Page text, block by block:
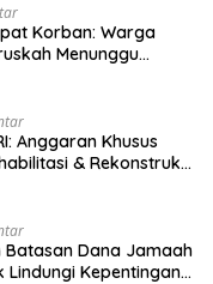
Korban: Warga
Menunggu
Anggaran Khusus
& Rekonstruksi
Batasan Dana Jamaah
Lindungi Kepentingan